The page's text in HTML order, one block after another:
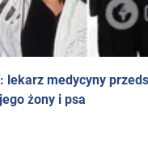
medycyny
żony i psa